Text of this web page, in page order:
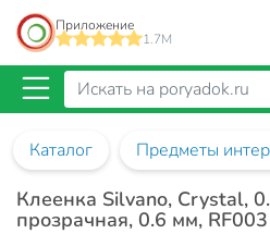
Приложение
1.7M
Каталог Предметы
Клеенка Silvano, Crystal,
прозрачная, 0.6 мм, RF003